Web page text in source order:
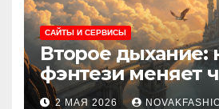
САЙТЫ И СЕРВИСЫ
Второе дыхание:
фэнтези меняет
культуру
2 МАЯ 2026